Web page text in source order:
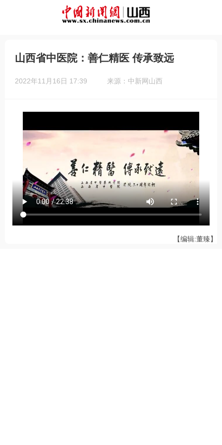
山西省中医院：善仁精医 传承致远
2022年11月16日 17:39 来源：中新网山西
【编辑:董臻】